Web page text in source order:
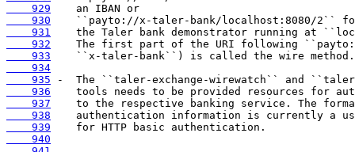
    929
    930
    931
    932
    933
    934
    935
    936
    937
    938
    939
    940